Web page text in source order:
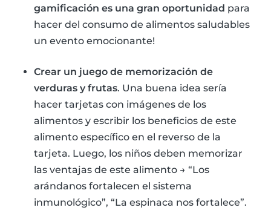
gamificación es una gran oportunidad para
hacer del consumo de alimentos saludables
un evento emocionante!
Crear un juego de memorización de
verduras y frutas. Una buena idea sería
hacer tarjetas con imágenes de los
alimentos y escribir los beneficios de este
alimento específico en el reverso de la
tarjeta. Luego, los niños deben memorizar
las ventajas de este alimento → “Los
arándanos fortalecen el sistema
inmunológico”, “La espinaca nos fortalece”.